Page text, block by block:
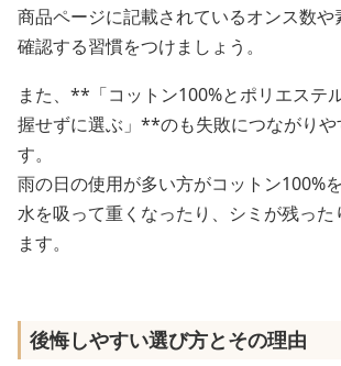
商品ページに記載されているオンス数
確認する習慣をつけましょう。
また、**「コットン100%とポリエステ
握せずに選ぶ」**のも失敗につながり
す。
雨の日の使用が多い方がコットン100%
水を吸って重くなったり、シミが残った
ます。
後悔しやすい選び方とその理由